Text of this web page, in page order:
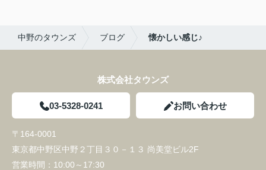
中野のタウンズ ブログ 懐かしい感じ♪
株式会社タウンズ
03-5328-0241 お問い合わせ
〒164-0001
東京都中野区中野２丁目３０－１３ 尚美堂ビル2F
営業時間： 10:00～17:30